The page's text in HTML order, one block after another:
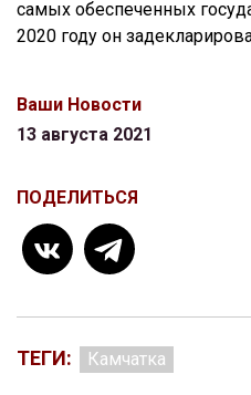
самых обеспеченных
2020 году он
Ваши Новости
13 августа 2021
ПОДЕЛИТЬСЯ
ТЕГИ: Камчатка